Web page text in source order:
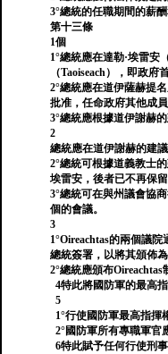
3°總統的任職期間的薪
第十三條
1個
1°總統應在達勒·埃雷安
（Taoiseach），即政府
2°總統應在道伊薩赫提
批准，任命政府其他成員
3°總統應根據道伊謝赫
2
總統應在道伊謝赫的建
2°總統可根據道義教士
埃雷安，後者已不再保
3°總統可在與州議會協
個的會議。
3
1°Oireachtas的兩個議
總統簽署，以將其頒佈為
2°總統應頒布Oireachtas
4特此將國防軍的最高指
5
1°行使國防軍最高指揮
2°國防軍所有專職軍官
6特此賦予任何行使刑